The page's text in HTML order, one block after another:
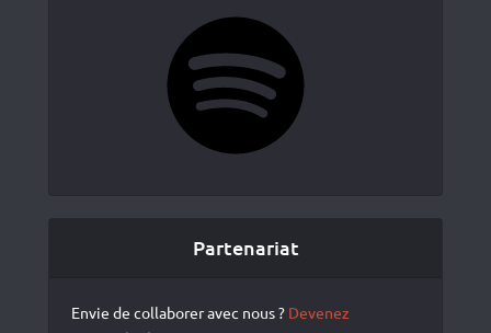
Partenariat
Envie de collaborer avec nous ? Devenez